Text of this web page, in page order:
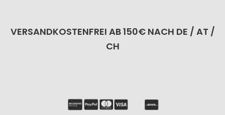
VERSANDKOSTENFREI AB 150€ NACH DE / AT /
CH